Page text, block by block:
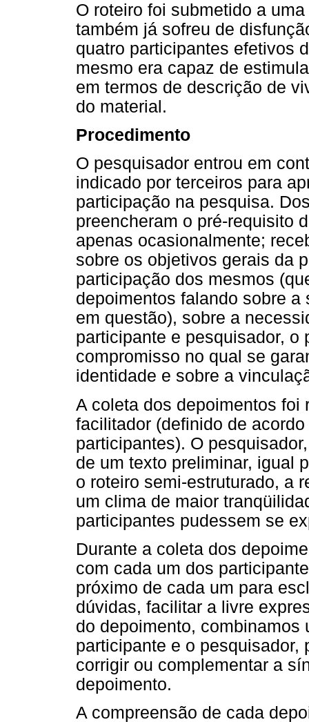
O roteiro foi submetido a
também já sofreu de
quatro participantes efetivos
mesmo era capaz de
em termos de descrição de
do material.
Procedimento
O pesquisador entrou em
indicado por terceiros para
participação na pesquisa.
preencheram o pré-requisito
apenas ocasionalmente;
sobre os objetivos gerais da
participação dos mesmos
depoimentos falando sobre
em questão), sobre a
participante e pesquisador, o
compromisso no qual se
identidade e sobre a
A coleta dos depoimentos foi
facilitador (definido de
participantes). O
de um texto preliminar, igual
o roteiro semi-estruturado, a
um clima de maior
participantes pudessem se
Durante a coleta dos
com cada um dos
próximo de cada um para
dúvidas, facilitar a livre
do depoimento, combinamos
participante e o pesquisador,
corrigir ou complementar a
depoimento.
A compreensão de cada